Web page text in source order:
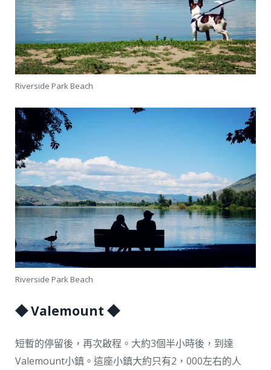
Riverside Park Beach
Riverside Park Beach
◆ Valemount ◆
短暫的停留後，再次啟程。大約3個半小時後，到達
Valemount小鎮。這座小鎮大約只有2，000左右的人